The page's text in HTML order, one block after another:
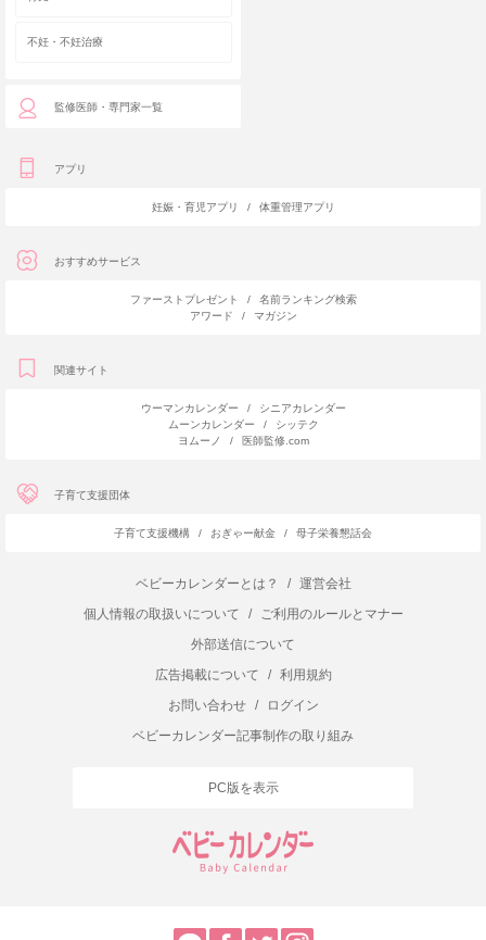
不妊・不妊治療
監修医師・専門家一覧
アプリ
妊娠・育児アプリ / 体重管理アプリ
おすすめサービス
ファーストプレゼント /
名前ランキング検索
アワード
/ マガジン
関連サイト
ウーマンカレンダー /
シニアカレンダー
ムーンカレンダー
/
シッテク
ヨムーノ
/ 医師監修.com
子育て支援団体
子育て支援機構 / おぎゃー献金 / 母子栄養懇話会
ベビーカレンダーとは？ /
運営会社
個人情報の取扱いについて
/
ご利用のルールとマナー
外部送信について
広告掲載について
/
利用規約
お問い合わせ
/
ログイン
ベビーカレンダー記事制作の取り組み
PC版を表示